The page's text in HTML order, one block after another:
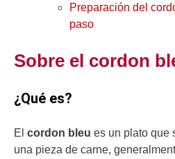
Preparación del
paso
Sobre el cordon
¿Qué es?
El cordon bleu es un plato que
una pieza de carne,